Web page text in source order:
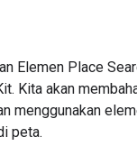
Elemen Place
Kita akan
menggunakan
peta.